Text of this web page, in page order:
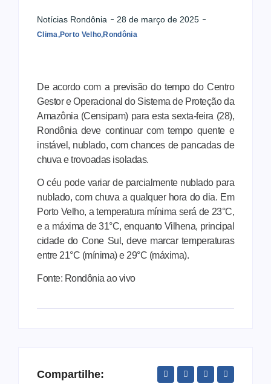
Notícias Rondônia 28 de março de 2025
Clima,Porto Velho,Rondônia
De acordo com a previsão do tempo do Centro
Gestor e Operacional do Sistema de Proteção da
Amazônia (Censipam) para esta sexta-feira (28),
Rondônia deve continuar com tempo quente e
instável, nublado, com chances de pancadas de
chuva e trovoadas isoladas.
O céu pode variar de parcialmente nublado para
nublado, com chuva a qualquer hora do dia. Em
Porto Velho, a temperatura mínima será de 23°C,
e a máxima de 31°C, enquanto Vilhena, principal
cidade do Cone Sul, deve marcar temperaturas
entre 21°C (mínima) e 29°C (máxima).
Fonte: Rondônia ao vivo
Compartilhe: